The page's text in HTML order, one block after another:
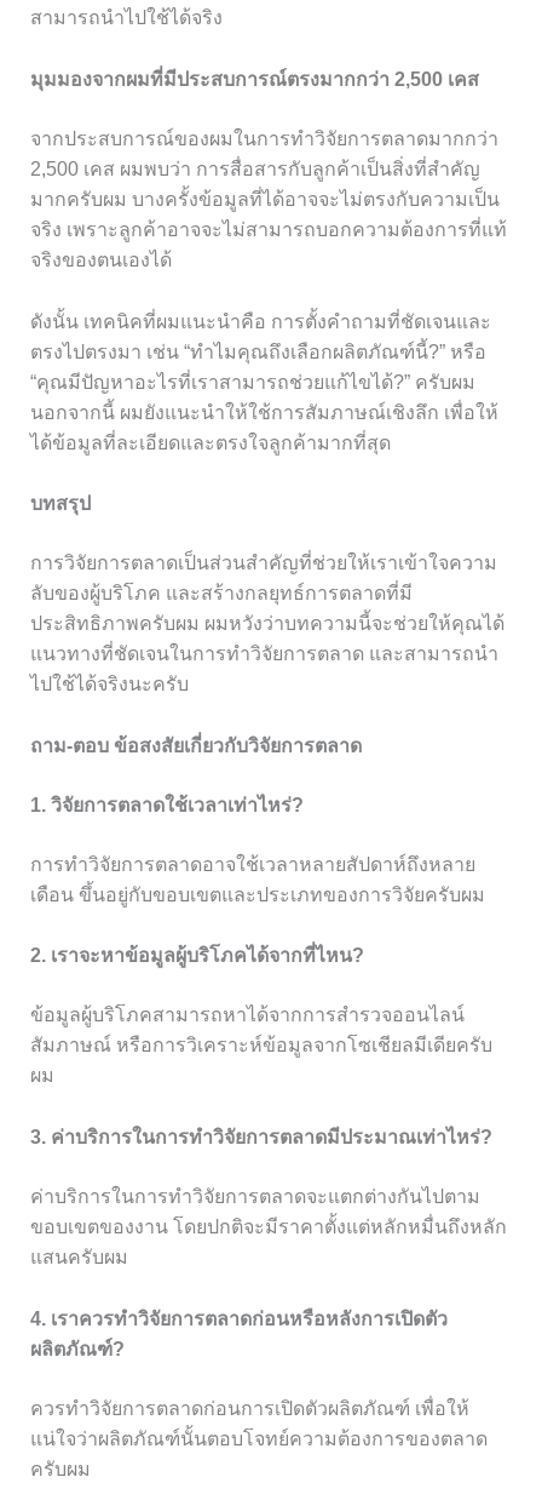
สามารถนำไปใช้ได้จริง
มุมมองจากผมที่มีประสบการณ์ตรงมากกว่า 2,500 เคส
จากประสบการณ์ของผมในการทำวิจัยการตลาดมากกว่า
2,500 เคส ผมพบว่า การสื่อสารกับลูกค้าเป็นสิ่งที่สำคัญ
มากครับผม บางครั้งข้อมูลที่ได้อาจจะไม่ตรงกับความเป็น
จริง เพราะลูกค้าอาจจะไม่สามารถบอกความต้องการที่แท้
จริงของตนเองได้
ดังนั้น เทคนิคที่ผมแนะนำคือ การตั้งคำถามที่ชัดเจนและ
ตรงไปตรงมา เช่น “ทำไมคุณถึงเลือกผลิตภัณฑ์นี้?” หรือ
“คุณมีปัญหาอะไรที่เราสามารถช่วยแก้ไขได้?” ครับผม
นอกจากนี้ ผมยังแนะนำให้ใช้การสัมภาษณ์เชิงลึก เพื่อให้
ได้ข้อมูลที่ละเอียดและตรงใจลูกค้ามากที่สุด
บทสรุป
การวิจัยการตลาดเป็นส่วนสำคัญที่ช่วยให้เราเข้าใจความ
ลับของผู้บริโภค และสร้างกลยุทธ์การตลาดที่มี
ประสิทธิภาพครับผม ผมหวังว่าบทความนี้จะช่วยให้คุณได้
แนวทางที่ชัดเจนในการทำวิจัยการตลาด และสามารถนำ
ไปใช้ได้จริงนะครับ
ถาม-ตอบ ข้อสงสัยเกี่ยวกับวิจัยการตลาด
1. วิจัยการตลาดใช้เวลาเท่าไหร่?
การทำวิจัยการตลาดอาจใช้เวลาหลายสัปดาห์ถึงหลาย
เดือน ขึ้นอยู่กับขอบเขตและประเภทของการวิจัยครับผม
2. เราจะหาข้อมูลผู้บริโภคได้จากที่ไหน?
ข้อมูลผู้บริโภคสามารถหาได้จากการสำรวจออนไลน์
สัมภาษณ์ หรือการวิเคราะห์ข้อมูลจากโซเชียลมีเดียครับ
ผม
3. ค่าบริการในการทำวิจัยการตลาดมีประมาณเท่าไหร่?
ค่าบริการในการทำวิจัยการตลาดจะแตกต่างกันไปตาม
ขอบเขตของงาน โดยปกติจะมีราคาตั้งแต่หลักหมื่นถึงหลัก
แสนครับผม
4. เราควรทำวิจัยการตลาดก่อนหรือหลังการเปิดตัว
ผลิตภัณฑ์?
ควรทำวิจัยการตลาดก่อนการเปิดตัวผลิตภัณฑ์ เพื่อให้
แน่ใจว่าผลิตภัณฑ์นั้นตอบโจทย์ความต้องการของตลาด
ครับผม